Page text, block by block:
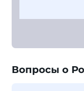
Вопросы о